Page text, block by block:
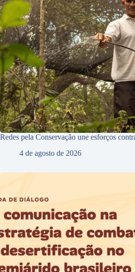
Redes pela Conservação une esforços
4 de agosto de 2026